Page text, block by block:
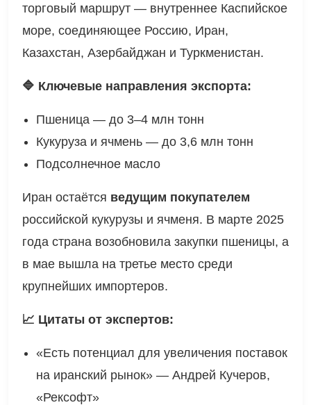
составил 4,8 млрд долларов. Основной
торговый маршрут — внутреннее Каспийское
море, соединяющее Россию, Иран,
Пшеница — до 3–4 млн тонн
Кукуруза и ячмень — до 3,6 млн тонн
Иран остаётсяведущим покупателем
российской кукурузы и ячменя. В марте 2025
года страна возобновила закупки пшеницы, а
в мае вышла на третье место среди
«Есть потенциал для увеличения поставок
на иранский рынок» — Андрей Кучеров,